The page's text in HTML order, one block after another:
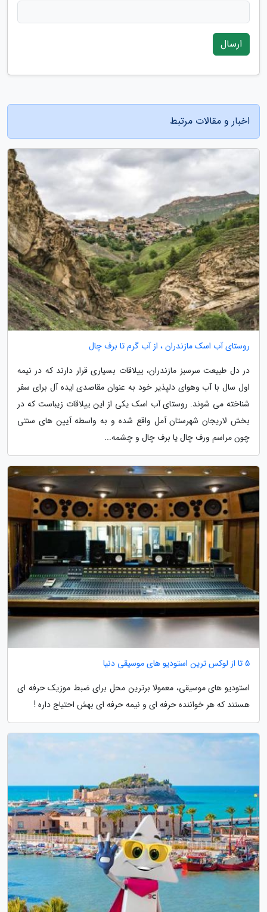
ارسال
اخبار و مقالات مرتبط
روستای آب اسک مازندران ، از آب گرم تا برف چال
در دل طبیعت سرسبز مازندران، ییلاقات بسیاری قرار دارند که در نیمه
اول سال با آب وهوای دلپذیر خود به عنوان مقاصدی ایده آل برای سفر
شناخته می شوند. روستای آب اسک یکی از این ییلاقات زیباست که در
بخش لاریجان شهرستان آمل واقع شده و به واسطه آیین های سنتی
چون مراسم ورف چال یا برف چال و چشمه...
5 تا از لوکس ترین استودیو های موسیقی دنیا
استودیو های موسیقی، معمولا برترین محل برای ضبط موزیک حرفه ای
هستند که هر خواننده حرفه ای و نیمه حرفه ای بهش احتیاج داره !